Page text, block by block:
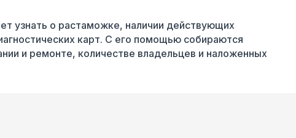
узнать о растаможке, наличии действующих
карт. С его помощью собираются
и ремонте, количестве владельцев и наложенных